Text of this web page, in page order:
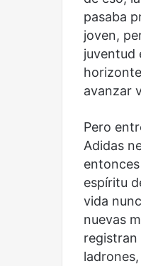
pasaba
joven,
juventud
avanzar
Pero
Adidas
espíritu
vida
nuevas
registran